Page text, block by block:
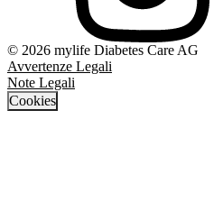
© 2026 mylife Diabetes Care AG
Avvertenze Legali
Note Legali
Cookies